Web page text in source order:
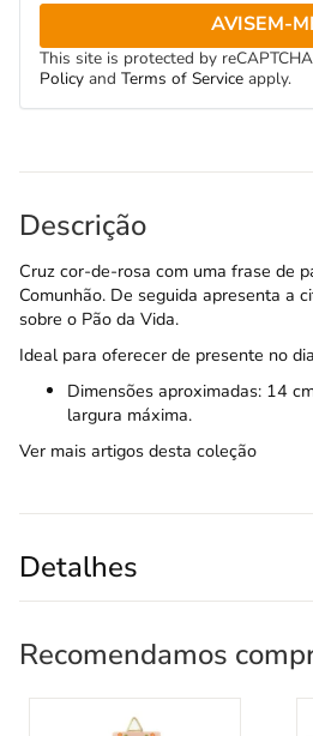
AVISEM-
This site is protected by
Policy and Terms of Service apply.
Descrição
Cruz cor-de-rosa com uma frase de
Comunhão. De seguida apresenta a
sobre o Pão da Vida.
Ideal para oferecer de presente no
Dimensões aproximadas: 14
largura máxima.
Ver mais artigos desta coleção
Detalhes
Recomendamos